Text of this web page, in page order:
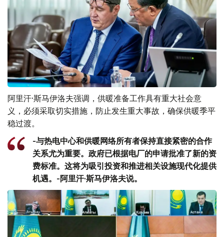
阿里汗·斯马伊洛夫强调，供暖准备工作具有重大社会意
义，必须采取切实措施，防止发生重大事故，确保供暖季平
稳过渡。
-与热电中心和供暖网络所有者保持直接紧密的合作
关系尤为重要。政府已根据电厂的申请批准了新的资
费标准。这将为吸引投资和推进相关设施现代化提供
机遇。-阿里汗·斯马伊洛夫说。